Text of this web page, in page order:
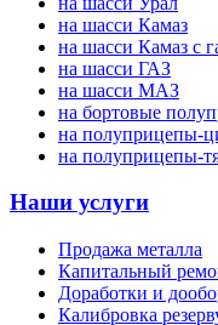
на шасси Камаз
на шасси Камаз с
на шасси ГАЗ
на шасси МАЗ
на бортовые
на полуприцепы-
на полуприцепы-
Наши услуги
Продажа металла
Капитальный
Доработки и
Калибровка